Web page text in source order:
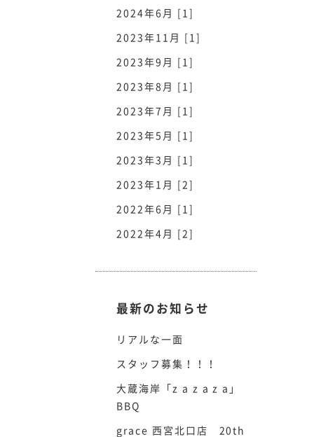
2024年6月 [1]
2023年11月 [1]
2023年9月 [1]
2023年8月 [1]
2023年7月 [1]
2023年5月 [1]
2023年3月 [1]
2023年1月 [2]
2022年6月 [1]
2022年4月 [2]
最新のお知らせ
リアルな一面
スタッフ募集！！！
大蔵海岸「z a z a z a」
BBQ
grace 西宮北口店 20th